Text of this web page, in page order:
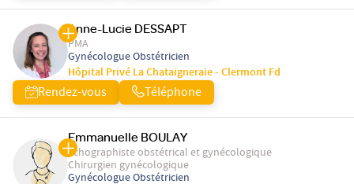
Anne-Lucie DESSAPT
PMA
Gynécologue Obstétricien
Hôpital Privé La Chataigneraie - Clermont Fd
Rendez-vous Téléphone
Emmanuelle BOULAY
Echographiste obstétrical et gynécologique
Chirurgien gynécologique
Gynécologue Obstétricien